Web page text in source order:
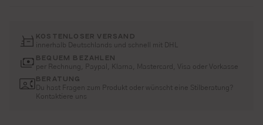
KOSTENLOSER VERSAND
innerhalb Deutschlands und schnell mit DHL
BEQUEM BEZAHLEN
per Rechnung, Paypal, Klarna, Mastercard, Visa oder Vorkasse
BERATUNG
Du hast Fragen zum Produkt oder wünscht eine Stilberatung?
Kontaktiere uns